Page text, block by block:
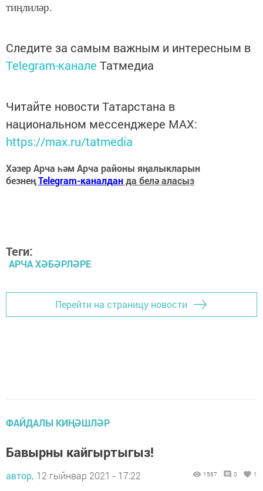
тиңлиләр.
Следите за самым важным и интересным в
Telegram-канале Татмедиа
Читайте новости Татарстана в
национальном мессенджере MАХ:
https://max.ru/tatmedia
Хәзер Арча һәм Арча районы яңалыкларын
безнеңTelegram-каналданда белә аласыз
Теги:
АРЧА ХӘБӘРЛӘРЕ
Перейти на страницу новости
ФАЙДАЛЫ КИҢӘШЛӘР
Бавырны кайгыртыгыз!
автор, 12 гыйнвар 2021 - 17:22 1567 0 1